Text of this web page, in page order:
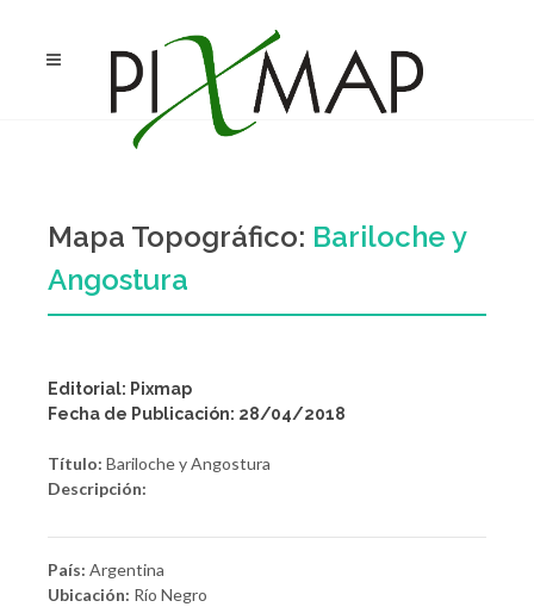
Mapa Topográfico: Bariloche y
Angostura
Editorial: Pixmap
Fecha de Publicación: 28/04/2018
Título: Bariloche y Angostura
Descripción:
País: Argentina
Ubicación: Río Negro